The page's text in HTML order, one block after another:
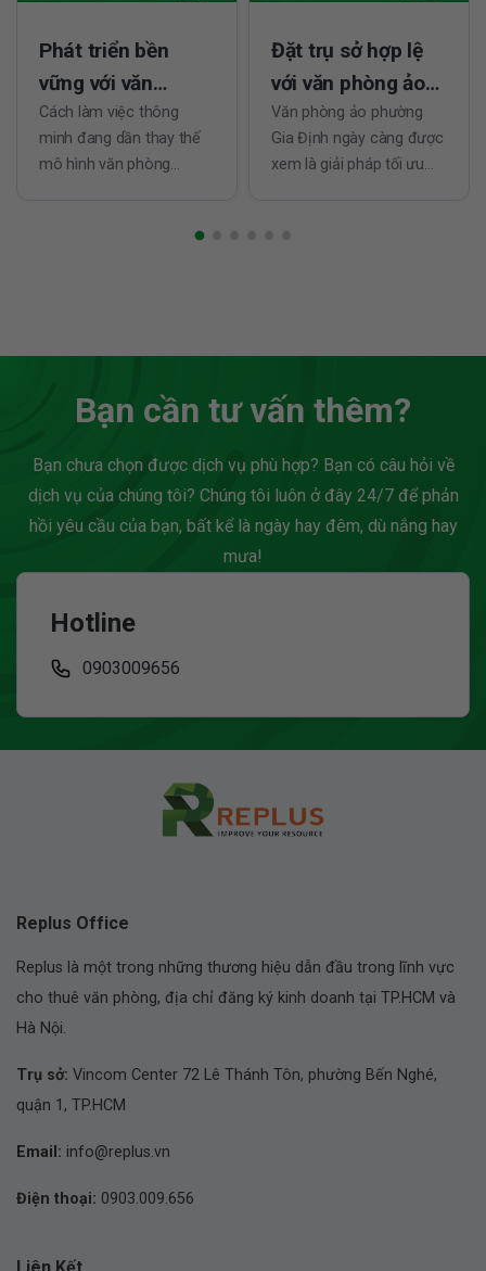
Phát triển bền
vững với văn
phòng ảo phường
Tân Sơn Hòa
Cách làm việc thông
minh đang dần thay thế
mô hình văn phòng
bối cảnh đó, văn phòng
Đặt trụ sở hợp lệ
với văn phòng ảo
phường Gia Định
Văn phòng ảo phường
Gia Định ngày càng được
xem là giải pháp tối ưu
Bạn cần tư vấn thêm?
Bạn chưa chọn được dịch vụ phù hợp? Bạn có câu hỏi về
dịch vụ của chúng tôi? Chúng tôi luôn ở đây 24/7 để phản
hồi yêu cầu của bạn, bất kể là ngày hay đêm, dù nắng hay
mưa!
Hotline
0903009656
Replus Office
Replus là một trong những thương hiệu dẫn đầu trong lĩnh vực
cho thuê văn phòng, địa chỉ đăng ký kinh doanh tại TP.HCM và
Hà Nội.
Trụ sở: Vincom Center 72 Lê Thánh Tôn, phường Bến Nghé,
quận 1, TP.HCM
Email: info@replus.vn
Điện thoại: 0903.009.656